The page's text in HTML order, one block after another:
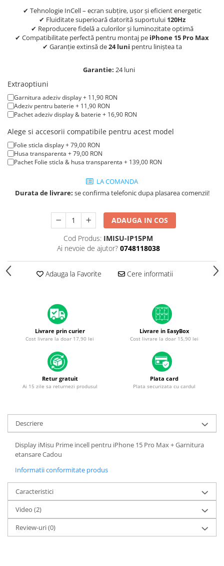
A2179 (13” 2020)
A2337 (M1 13” 2020)
A2681 (M2 13” 2022)
A2941 (M2 15” 2023)
MacBook Pro
A1278 (Unibody 13” 2009-2012)
A1286 (Unibody 15” 2008-2012)
A1297 (Unibody 17” 2009-2011)
MacBook
A1342 (Unibody 13” 2009-2010)
iPhone XR
iPhone X
iPhone 8 Plus
iPhone 7 Plus
iPhone 7
iPhone SE 2020 2nd
iPhone 6s Plus
iPhone SE 2022 3rd
iPhone 6 Plus
Top Piese iPhone
Display iPhone
Housing iPhone
iPad mini (3rd gen)
iPad mini (4th gen - 2015)
iPad mini (5th gen - 2019)
iPad mini (6th gen - 2021)
✔ Tehnologie InCell – ecran subțire, ușor și eficient energetic
✔ Fluiditate superioară datorită suportului 120Hz
✔ Reproducere fidelă a culorilor și luminozitate optimă
✔ Compatibilitate perfectă pentru montaj pe iPhone 15 Pro Max
✔ Garanție extinsă de24 luni pentru liniștea ta
Garantie: 24 luni
Extraoptiuni
Garnitura adeziv display + 11,90 RON
Adeziv pentru baterie + 11,90 RON
Pachet adeziv display & baterie + 16,90 RON
Alege si accesorii compatibile pentru acest model
Folie sticla display + 79,00 RON
Husa transparenta + 79,00 RON
Pachet Folie sticla & husa transparenta + 139,00 RON
LA COMANDA
Durata de livrare: se confirma telefonic dupa plasarea comenzii!
ADAUGA IN COS
Cod Produs: IMISU-IP15PM
Ai nevoie de ajutor? 0748118038
Adauga la Favorite Cere informatii
Livrare prin curier
Cost livrare la doar 17,90 lei
Livrare in EasyBox
Cost livrare la doar 15,90 lei
Retur gratuit
Ai 15 zile sa returnezi produsul
Plata card
Plata securizata cu cardul
Descriere
Display iMisu Prime incell pentru iPhone 15 Pro Max + Garnitura
etansare Cadou
Informatii conformitate produs
Caracteristici
Video (2)
Review-uri(0)